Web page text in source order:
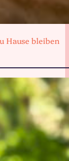
Hause bleiben